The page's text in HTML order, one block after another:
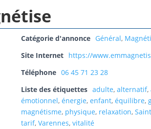
Catégorie d'annonce Général,
Site Internet https://
Téléphone 06 45 71 23 28
Liste des étiquettes adulte,alternatif,
émotionnel,énergie,enfant,équilibre,
magnétisme, physique, relaxation,
tarif,Varennes,vitalité